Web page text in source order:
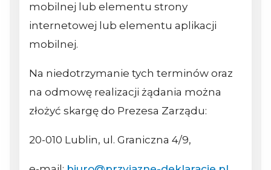
mobilnej lub elementu strony
internetowej lub elementu aplikacji
mobilnej.
Na niedotrzymanie tych terminów oraz
na odmowę realizacji żądania można
złożyć skargę do Prezesa Zarządu:
20-010 Lublin, ul. Graniczna 4/9,